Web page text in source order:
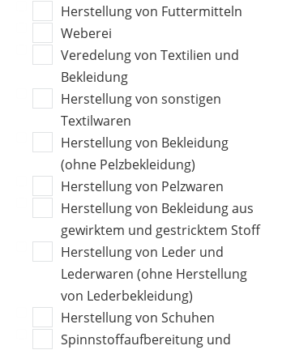
Herstellung von Futtermitteln
Weberei
Veredelung von Textilien und
Bekleidung
Herstellung von sonstigen
Textilwaren
Herstellung von Bekleidung
(ohne Pelzbekleidung)
Herstellung von Pelzwaren
Herstellung von Bekleidung aus
gewirktem und gestricktem Stoff
Herstellung von Leder und
Lederwaren (ohne Herstellung
von Lederbekleidung)
Herstellung von Schuhen
Spinnstoffaufbereitung und